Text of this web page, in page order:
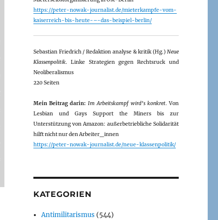
https://peter-nowak-journalist.de/mieterkampfe-vom-
kaiserreich-bis-heute-–-das-beispiel-berlin/
Sebastian Friedrich / Redaktion analyse & kritik (Hg.) Neue
Klassenpolitik. Linke Strategien gegen Rechtsruck und
Neoliberalismus
220 Seiten
Mein Beitrag darin: Im Arbeitskampf wird’s konkret. Von
Lesbian und Gays Support the Miners bis zur
Unterstützung von Amazon: außerbetriebliche Solidarität
hilft nicht nur den Arbeiter_innen
https://peter-nowak-journalist.de/neue-klassenpolitik/
KATEGORIEN
Antimilitarismus (544)